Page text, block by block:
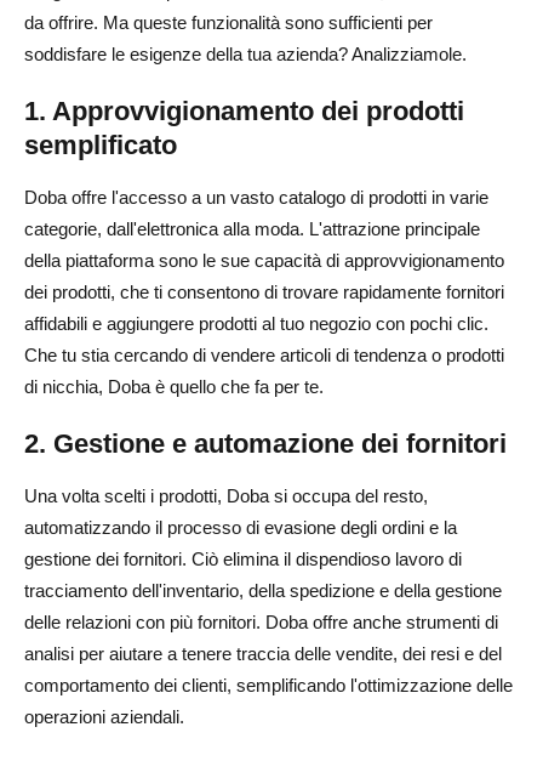
da offrire. Ma queste funzionalità sono sufficienti per
soddisfare le esigenze della tua azienda? Analizziamole.
1. Approvvigionamento dei prodotti
semplificato
Doba offre l'accesso a un vasto catalogo di prodotti in varie
categorie, dall'elettronica alla moda. L'attrazione principale
della piattaforma sono le sue capacità di approvvigionamento
dei prodotti, che ti consentono di trovare rapidamente fornitori
affidabili e aggiungere prodotti al tuo negozio con pochi clic.
Che tu stia cercando di vendere articoli di tendenza o prodotti
di nicchia, Doba è quello che fa per te.
2. Gestione e automazione dei fornitori
Una volta scelti i prodotti, Doba si occupa del resto,
automatizzando il processo di evasione degli ordini e la
gestione dei fornitori. Ciò elimina il dispendioso lavoro di
tracciamento dell'inventario, della spedizione e della gestione
delle relazioni con più fornitori. Doba offre anche strumenti di
analisi per aiutare a tenere traccia delle vendite, dei resi e del
comportamento dei clienti, semplificando l'ottimizzazione delle
operazioni aziendali.